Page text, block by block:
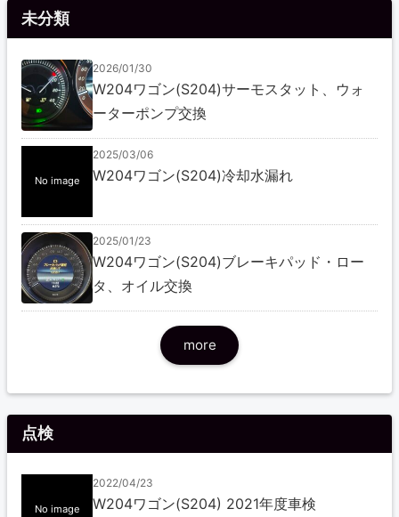
未分類
2026/01/30
W204ワゴン(S204)サーモスタット、ウォ
ーターポンプ交換
No image
2025/03/06
W204ワゴン(S204)冷却水漏れ
2025/01/23
W204ワゴン(S204)ブレーキパッド・ロー
タ、オイル交換
more
点検
No image
2022/04/23
W204ワゴン(S204) 2021年度車検